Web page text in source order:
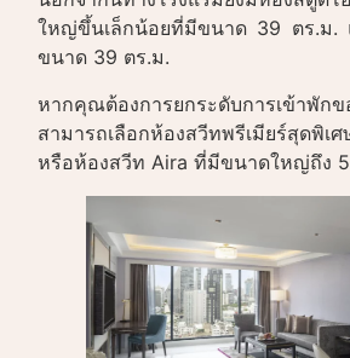
ใหญ่ขึ้นเล็กน้อยที่มีขนาด 39 ตร.ม.
ขนาด 39 ตร.ม.
หากคุณต้องการยกระดับการเ
สามารถเลือกห้องสวีทพรีเมียร์สุดพิ
หรือห้องสวีท Aira ที่มีขนาดใหญ่ถึง